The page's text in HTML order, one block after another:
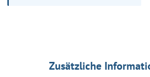
Zusätzliche